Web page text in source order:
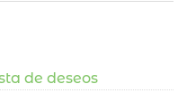
de deseos